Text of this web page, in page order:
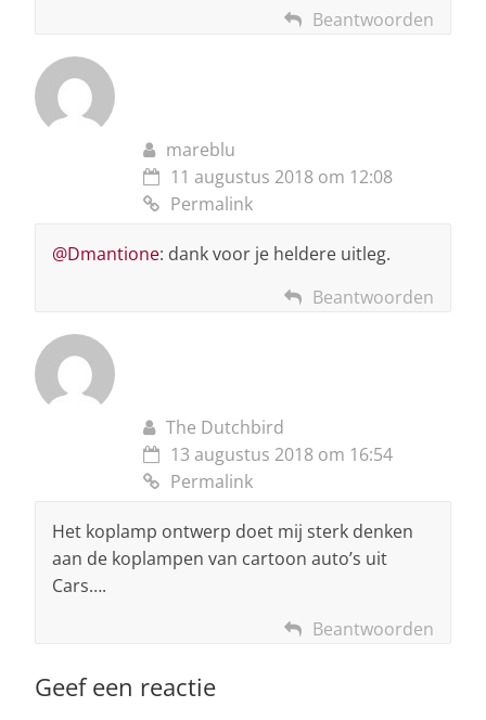
Beantwoorden
mareblu
11 augustus 2018 om 12:08
Permalink
@Dmantione: dank voor je heldere uitleg.
Beantwoorden
The Dutchbird
13 augustus 2018 om 16:54
Permalink
Het koplamp ontwerp doet mij sterk denken
aan de koplampen van cartoon auto’s uit
Cars….
Beantwoorden
Geef een reactie